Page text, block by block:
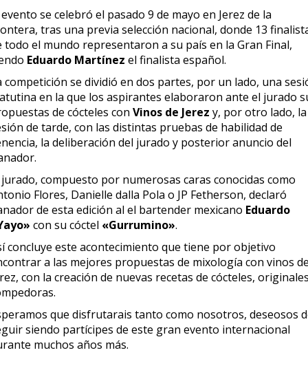
evento se celebró el pasado 9 de mayo en Jerez de la
tras una previa selección nacional, donde 13
todo el mundo representaron a su país en la Gran Final,
Eduardo Martínez el finalista español.
competición se dividió en dos partes, por un lado, una
en la que los aspirantes elaboraron ante el jurado
de cócteles con Vinos de Jerez y, por otro lado, la
de tarde, con las distintas pruebas de habilidad de
la deliberación del jurado y posterior anuncio del
jurado, compuesto por numerosas caras conocidas como
Flores, Danielle dalla Pola o JP Fetherson, declaró
de esta edición al el bartender mexicano Eduardo
con su cóctel «Gurrumino».
concluye este acontecimiento que tiene por objetivo
a las mejores propuestas de mixología con vinos
con la creación de nuevas recetas de cócteles,
que disfrutarais tanto como nosotros, deseosos
siendo partícipes de este gran evento internacional
muchos años más.